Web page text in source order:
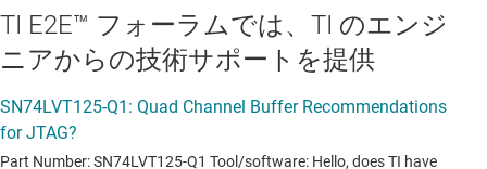
TI E2E™ フォーラムでは、TI のエンジ
ニアからの技術サポートを提供